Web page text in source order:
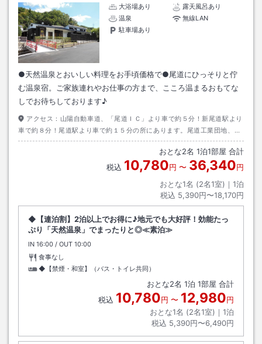
大浴場あり
露天風呂あり
温泉
無線LAN
駐車場あり
●天然温泉とおいしい料理をお手頃価格で●尾道にひっそりと佇
む温泉宿。ご家族連れやお仕事の方まで、こころ温まるおもてな
しでお待ちしております♪
アクセス： 山陽自動車道、「尾道ＩＣ」より車で約５分！新尾道駅より
車で約８分！尾道駅より車で約１５分の所にあります。尾道工業団地、尾
道流通団地、びんご運動公園やしまなみ球場まで車で約１０分の好立地で
おとな2名 1泊1部屋 合計
税込 10,780円 〜 36,340円
おとな1名 (2名1室)｜ 1泊
税込 5,390円〜18,170円
◆【連泊割】2泊以上でお得に♪地元でも大好評！効能たっ
ぷり「天然温泉」でまったりと◎≪素泊≫
IN チェックイン
16:00 / OUT チェックアウト
10:00
食事なし
◆【禁煙・和室】（バス・トイレ共同）
おとな2名 1泊 1部屋 合計
税込 10,780円 〜 12,980円
おとな1名 (2名1室)｜ 1泊
税込 5,390円〜6,490円